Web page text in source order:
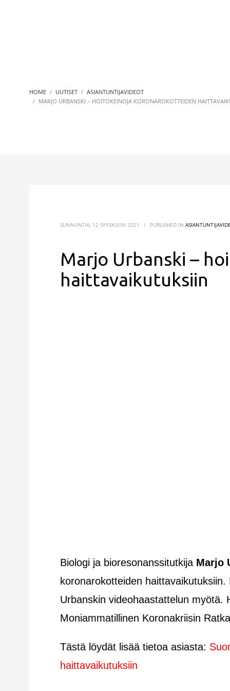
HOME UUTISET
ASIANTUNTIJAVIDEOT
MARJO URBANSKI – HOITOKEINOJA KORONAROKOTTEIDEN
SUNNUNTAI, 12 SYYSKUUN 2021 / PUBLISHED IN
Marjo Urbanski –
haittavaikutuksiin
Biologi ja bioresonanssitutkija Marjo
koronarokotteiden
Urbanskin videohaastattelun
Moniammatillinen Koronakriisin
Tästä löydät lisää tietoa asiasta:
haittavaikutuksiin